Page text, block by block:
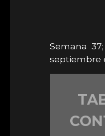
Semana
septiembre